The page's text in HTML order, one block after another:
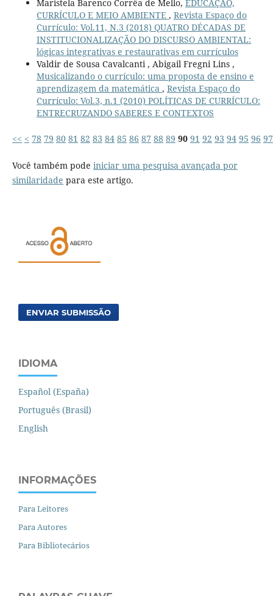
Maristela Barenco Corrêa de Mello, EDUCAÇÃO,
CURRÍCULO E MEIO AMBIENTE , Revista Espaço do
Currículo: Vol.11, N.3 (2018) QUATRO DÉCADAS DE
INSTITUCIONALIZAÇÃO DO DISCURSO AMBIENTAL:
lógicas integrativas e restaurativas em currículos
Valdir de Sousa Cavalcanti , Abigail Fregni Lins ,
Musicalizando o currículo: uma proposta de ensino e
aprendizagem da matemática , Revista Espaço do
Currículo: Vol.3, n.1 (2010) POLÍTICAS DE CURRÍCULO:
ENTRECRUZANDO SABERES E CONTEXTOS
<< < 78 79 80 81 82 83 84 85 86 87 88 89 90 91 92 93 94 95 96 97
Você também pode iniciar uma pesquisa avançada por
similaridade para este artigo.
ENVIAR SUBMISSÃO
IDIOMA
Español (España)
Português (Brasil)
English
INFORMAÇÕES
Para Leitores
Para Autores
Para Bibliotecários